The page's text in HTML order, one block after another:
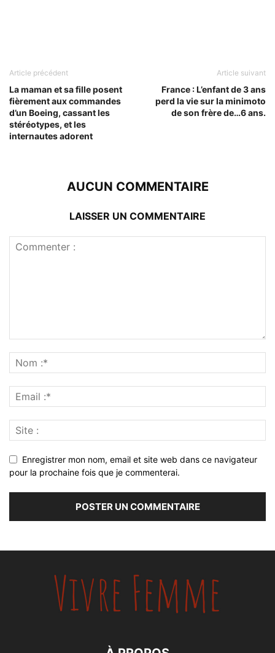
Article précédent
La maman et sa fille posent
fièrement aux commandes
d’un Boeing, cassant les
stéréotypes, et les
internautes adorent
Article suivant
France : L’enfant de 3 ans
perd la vie sur la minimoto
de son frère de…6 ans.
AUCUN COMMENTAIRE
LAISSER UN COMMENTAIRE
Enregistrer mon nom, email et site web dans ce navigateur
pour la prochaine fois que je commenterai.